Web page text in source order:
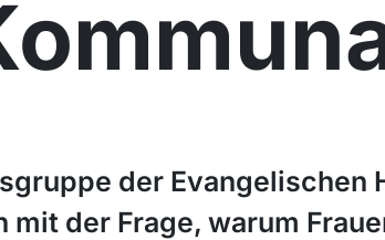
der Evangelischen
der Frage, warum